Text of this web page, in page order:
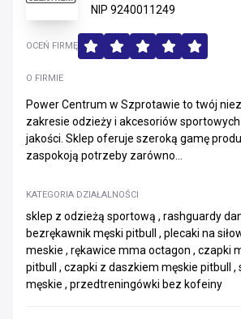
NIP 9240011249
O FIRMIE
Power Centrum w Szprotawie to twój
zakresie odzieży i akcesoriów
jakości. Sklep oferuje szeroką gamę
zaspokoją potrzeby zarówno...
KATEGORIA DZIAŁALNOŚCI
sklep z odzieżą sportową , rashguardy
bezrękawnik męski pitbull , plecaki na
meskie , rękawice mma octagon , czapki
pitbull , czapki z daszkiem męskie pitbull ,
męskie , przedtreningówki bez kofeiny
OCEŃ FIRMĘ